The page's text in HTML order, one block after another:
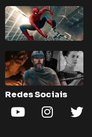
Redes Sociais